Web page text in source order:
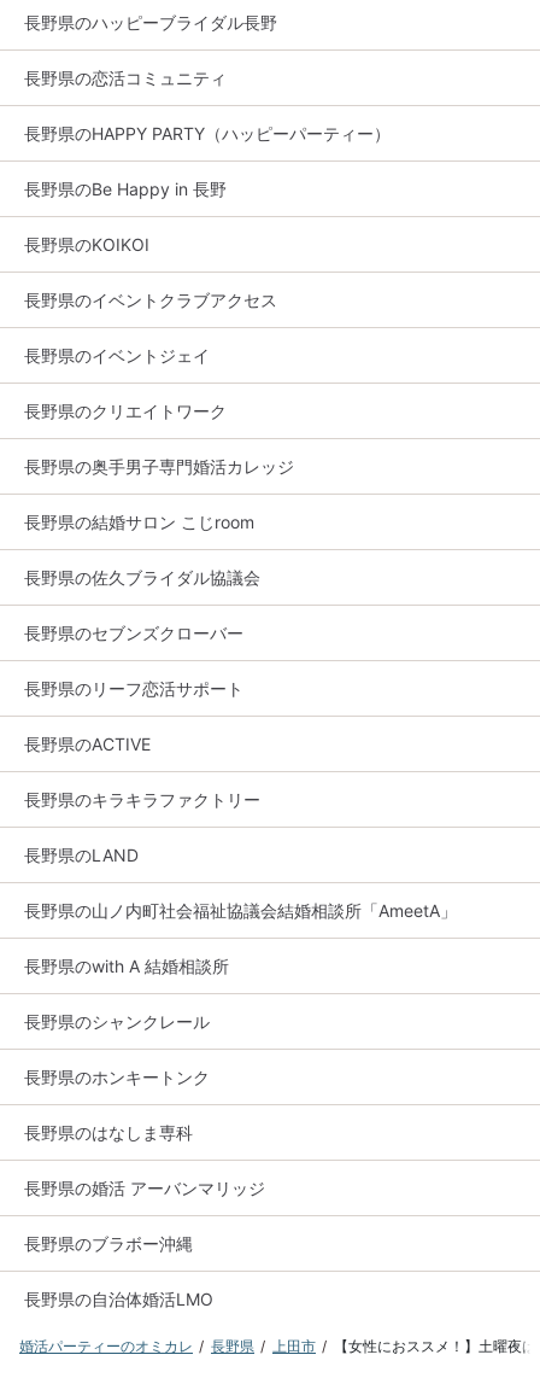
長野県のハッピーブライダル長野
長野県の恋活コミュニティ
長野県のHAPPY PARTY（ハッピーパーティー）
長野県のBe Happy in 長野
長野県のKOIKOI
長野県のイベントクラブアクセス
長野県のイベントジェイ
長野県のクリエイトワーク
長野県の奥手男子専門婚活カレッジ
長野県の結婚サロン こじroom
長野県の佐久ブライダル協議会
長野県のセブンズクローバー
長野県のリーフ恋活サポート
長野県のACTIVE
長野県のキラキラファクトリー
長野県のLAND
長野県の山ノ内町社会福祉協議会結婚相談所「AmeetA」
長野県のwith A 結婚相談所
長野県のシャンクレール
長野県のホンキートンク
長野県のはなしま専科
長野県の婚活 アーバンマリッジ
長野県のブラボー沖縄
長野県の自治体婚活LMO
婚活パーティーのオミカレ 長野県 上田市 【女性におススメ！】土曜夜